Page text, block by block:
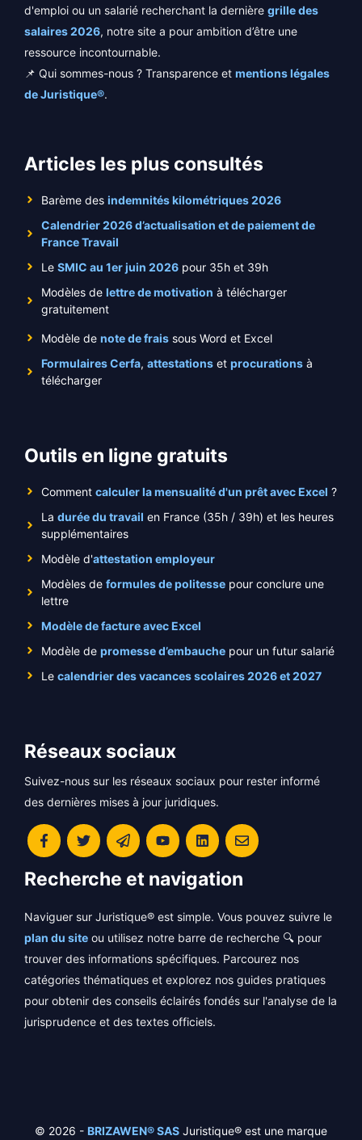
d'emploi ou un salarié recherchant la dernière grille des
salaires 2026, notre site a pour ambition d’être une
ressource incontournable.
📌 Qui sommes-nous ? Transparence et mentions légales
de Juristique®.
Articles les plus consultés
Barème des indemnités kilométriques 2026
Calendrier 2026 d’actualisation et de paiement de
France Travail
Le SMIC au 1er juin 2026 pour 35h et 39h
Modèles de lettre de motivation à télécharger
gratuitement
Modèle de note de frais sous Word et Excel
Formulaires Cerfa, attestations et procurations à
télécharger
Outils en ligne gratuits
Comment calculer la mensualité d'un prêt avec Excel ?
La durée du travail en France (35h / 39h) et les heures
supplémentaires
Modèle d'attestation employeur
Modèles de formules de politesse pour conclure une
lettre
Modèle de facture avec Excel
Modèle de promesse d’embauche pour un futur salarié
Le calendrier des vacances scolaires 2026 et 2027
Réseaux sociaux
Suivez-nous sur les réseaux sociaux pour rester informé
des dernières mises à jour juridiques.
Recherche et navigation
Naviguer sur Juristique® est simple. Vous pouvez suivre le
plan du site ou utilisez notre barre de recherche 🔍 pour
trouver des informations spécifiques. Parcourez nos
catégories thématiques et explorez nos guides pratiques
pour obtenir des conseils éclairés fondés sur l'analyse de la
jurisprudence et des textes officiels.
© 2026 - BRIZAWEN® SAS Juristique® est une marque